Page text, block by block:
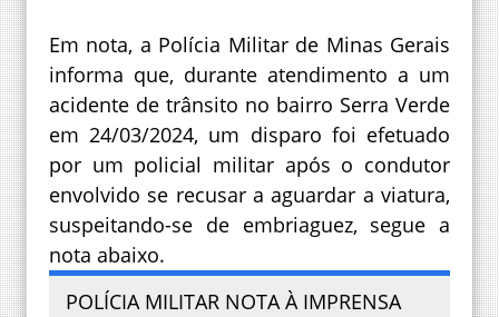
Em nota, a Polícia Militar de Minas Gerais
informa que, durante atendimento a um
acidente de trânsito no bairro Serra Verde
em 24/03/2024, um disparo foi efetuado
por um policial militar após o condutor
envolvido se recusar a aguardar a viatura,
suspeitando-se de embriaguez, segue a
nota abaixo.
POLÍCIA MILITAR NOTA À IMPRENSA